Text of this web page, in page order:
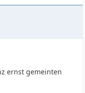
ernst gemeinten